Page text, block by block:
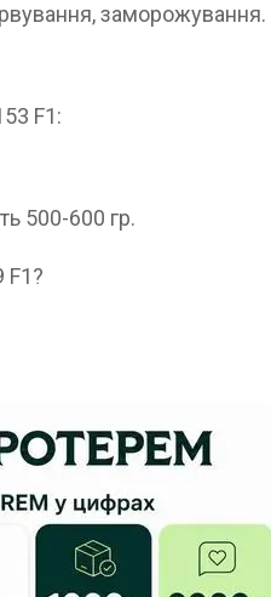
заморожування.
F1:
500-600 гр.
F1?